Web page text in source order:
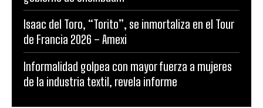
Isaac del Toro, “Torito”, se inmortaliza en el Tour
de Francia 2026 – Amexi
Informalidad golpea con mayor fuerza a mujeres
de la industria textil, revela informe